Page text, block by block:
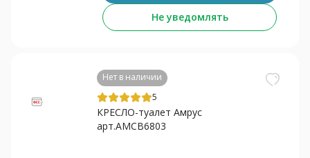
Не уведомлять
Нет в наличии
5
КРЕСЛО-туалет Амрус
арт.AMCB6803